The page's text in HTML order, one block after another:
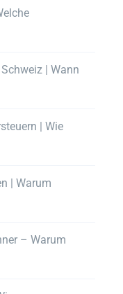
| Wann
| Wie
| Warum
– Warum